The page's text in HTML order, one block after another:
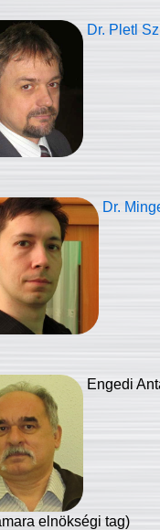
Dr. Pletl
Dr.
Engedi
elnökségi tag)